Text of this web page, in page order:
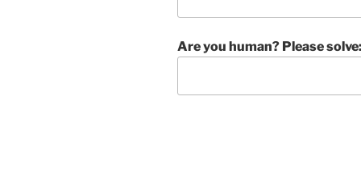
Are you human? Please